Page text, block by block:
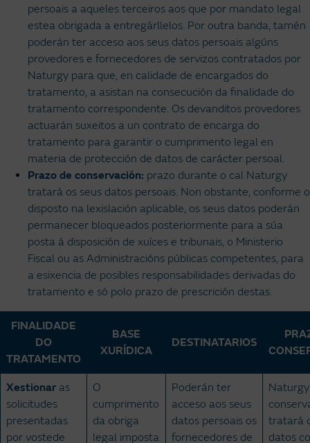
persoais a aqueles terceiros aos que por mandato legal
estea obrigada a entregárllelos. Por outra banda, tamén
poderán ter acceso aos seus datos persoais algúns
provedores e fornecedores de servizos contratados por
Naturgy para que, en calidade de encargados do
tratamento, a asistan na consecución da finalidade do
tratamento correspondente. Os devanditos provedores
actuarán suxeitos a un contrato de encarga do
tratamento para garantir o cumprimento legal en
materia de protección de datos de carácter persoal.
Prazo de conservación: prazo durante o cal Naturgy
tratará os seus datos persoais. Non obstante, conforme o
disposto na lexislación aplicable, os seus datos poderán
permanecer bloqueados posteriormente para a súa
posta á disposición de xuíces e tribunais, o Ministerio
Fiscal ou as Administracións públicas competentes, para
a esixencia de posibles responsabilidades derivadas do
tratamento e só polo prazo de prescrición destas.
FINALIDADE
DO
TRATAMENTO
BASE
XURÍDICA
DESTINATARIOS
Xestionar as
solicitudes
presentadas
por vostede
O
cumprimento
da obriga
legal imposta
Poderán ter
acceso aos seus
datos persoais os
fornecedores de
Naturgy
tratará
datos